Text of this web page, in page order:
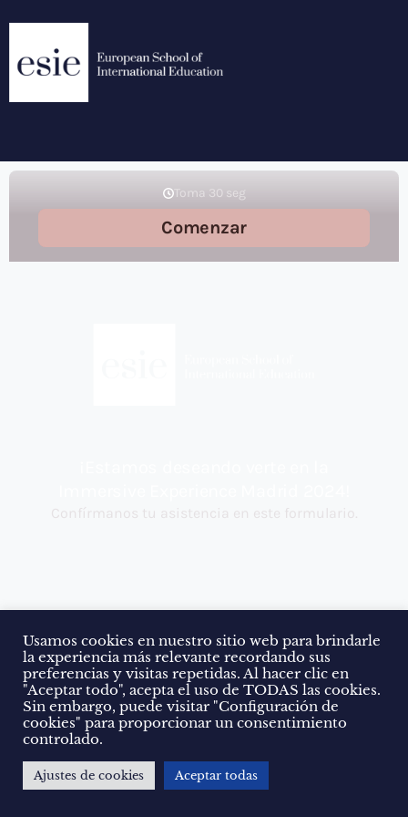
Usamos cookies en nuestro sitio web para brindarle
la experiencia más relevante recordando sus
preferencias y visitas repetidas. Al hacer clic en
"Aceptar todo", acepta el uso de TODAS las cookies.
Sin embargo, puede visitar "Configuración de
cookies" para proporcionar un consentimiento
controlado.
Ajustes de cookies Aceptar todas